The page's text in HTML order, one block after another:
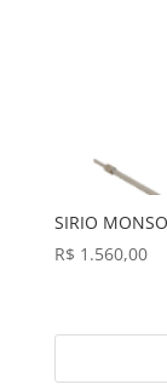
SIRIO
R$ 1.560,00